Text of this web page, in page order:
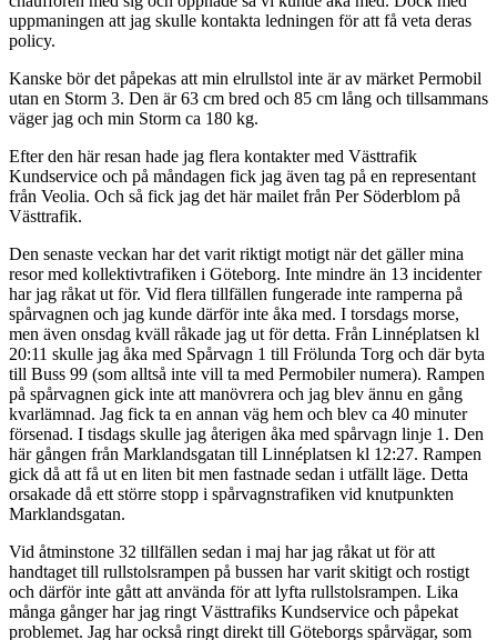
uppmaningen att jag skulle kontakta ledningen för att få veta deras
policy.
Kanske bör det påpekas att min elrullstol inte är av märket Permobil
utan en Storm 3. Den är 63 cm bred och 85 cm lång och tillsammans
väger jag och min Storm ca 180 kg.
Efter den här resan hade jag flera kontakter med Västtrafik
Kundservice och på måndagen fick jag även tag på en representant
från Veolia. Och så fick jag det här mailet från Per Söderblom på
Västtrafik.
Den senaste veckan har det varit riktigt motigt när det gäller mina
resor med kollektivtrafiken i Göteborg. Inte mindre än 13 incidenter
har jag råkat ut för. Vid flera tillfällen fungerade inte ramperna på
spårvagnen och jag kunde därför inte åka med. I torsdags morse,
men även onsdag kväll råkade jag ut för detta. Från Linnéplatsen kl
20:11 skulle jag åka med Spårvagn 1 till Frölunda Torg och där byta
till Buss 99 (som alltså inte vill ta med Permobiler numera). Rampen
på spårvagnen gick inte att manövrera och jag blev ännu en gång
kvarlämnad. Jag fick ta en annan väg hem och blev ca 40 minuter
försenad. I tisdags skulle jag återigen åka med spårvagn linje 1. Den
här gången från Marklandsgatan till Linnéplatsen kl 12:27. Rampen
gick då att få ut en liten bit men fastnade sedan i utfällt läge. Detta
orsakade då ett större stopp i spårvagnstrafiken vid knutpunkten
Marklandsgatan.
Vid åtminstone 32 tillfällen sedan i maj har jag råkat ut för att
handtaget till rullstolsrampen på bussen har varit skitigt och rostigt
och därför inte gått att använda för att lyfta rullstolsrampen. Lika
många gånger har jag ringt Västtrafiks Kundservice och påpekat
problemet. Jag har också ringt direkt till Göteborgs spårvägar, som